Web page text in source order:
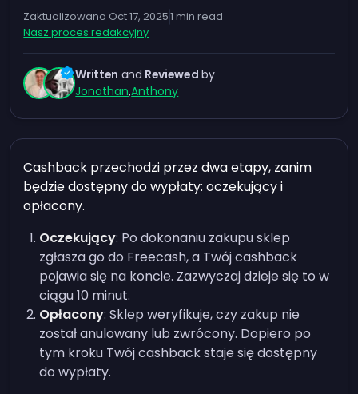
Zaktualizowano Oct 17, 20251 min read
Nasz proces redakcyjny
Written and Reviewed by
Jonathan,Anthony
Cashback przechodzi przez dwa etapy, zanim
będzie dostępny do wypłaty: oczekujący i
opłacony.
Oczekujący: Po dokonaniu zakupu sklep
zgłasza go do Freecash, a Twój cashback
pojawia się na koncie. Zazwyczaj dzieje się to w
ciągu 10 minut.
Opłacony: Sklep weryfikuje, czy zakup nie
został anulowany lub zwrócony. Dopiero po
tym kroku Twój cashback staje się dostępny
do wypłaty.